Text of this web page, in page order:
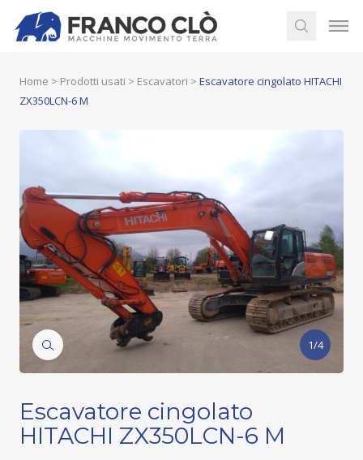
Home > Prodotti usati > Escavatori > Escavatore cingolato HITACHI
ZX350LCN-6 M
1/4
Escavatore cingolato
HITACHI ZX350LCN-6 M